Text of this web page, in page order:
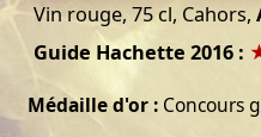
Vin rouge, 75 cl, Cahors,
Guide Hachette 2016 :
Médaille d'or : Concours